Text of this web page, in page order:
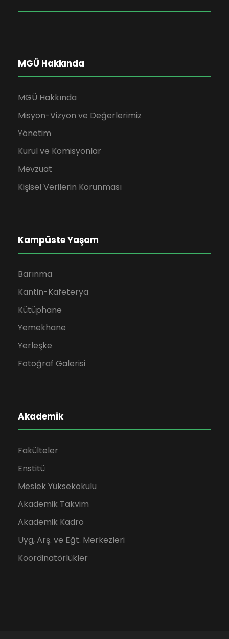
MGÜ Hakkında
MGÜ Hakkında
Misyon-Vizyon ve Değerlerimiz
Yönetim
Kurul ve Komisyonlar
Mevzuat
Kişisel Verilerin Korunması
Kampüste Yaşam
Barınma
Kantin-Kafeterya
Kütüphane
Yemekhane
Yerleşke
Fotoğraf Galerisi
Akademik
Fakülteler
Enstitü
Meslek Yüksekokulu
Akademik Takvim
Akademik Kadro
Uyg, Arş. ve Eğt. Merkezleri
Koordinatörlükler